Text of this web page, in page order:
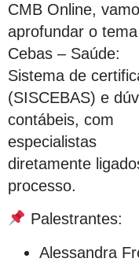
CMB Online,
aprofundar o tema
Cebas – Saúde:
Sistema de
(SISCEBAS) e
contábeis, com
especialistas
diretamente
processo.
Palestrantes:
Alessandra